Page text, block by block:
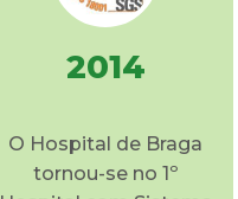
2014
O Hospital de Braga
tornou-se no 1º